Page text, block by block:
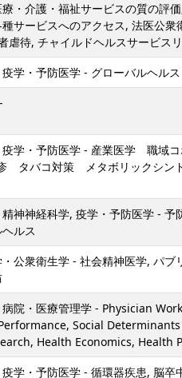
・介護・福祉サービスの質の評
サービスへのアクセス, 法医公衆
虐待, チャイルドヘルスサービス
学・予防医学 - グローバルヘルス
疫学・予防医学 - 産業医学 職域
タバコ対策 メタボリックシン
神神経科学, 疫学・予防医学 - 予
ルス
公衆衛生学 - 社会精神医学, パブ
院・医療管理学 - Physician
Social
Health Economics, Health
学・予防医学 - 循環器疾患, 脳卒